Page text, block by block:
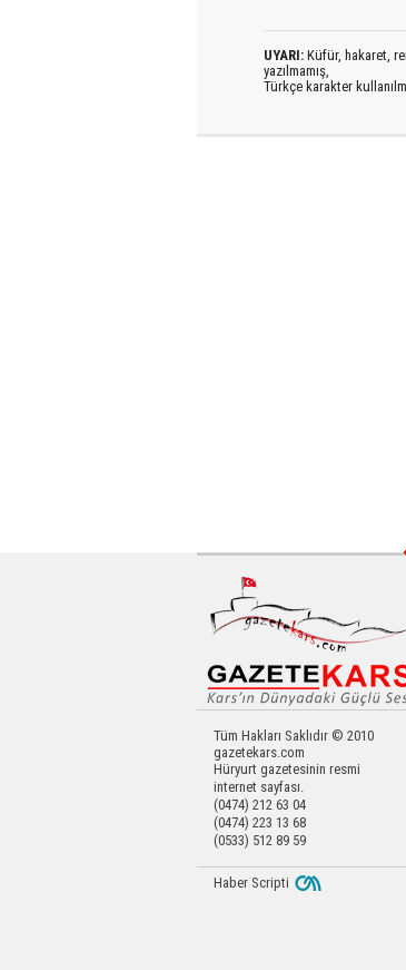
UYARI: Küfür, hakaret,
yazılmamış,
Türkçe karakter
Tüm Hakları Saklıdır © 2010
gazetekars.com
Hüryurt gazetesinin resmi
internet sayfası.
(0474) 212 63 04
(0474) 223 13 68
(0533) 512 89 59
Haber Scripti